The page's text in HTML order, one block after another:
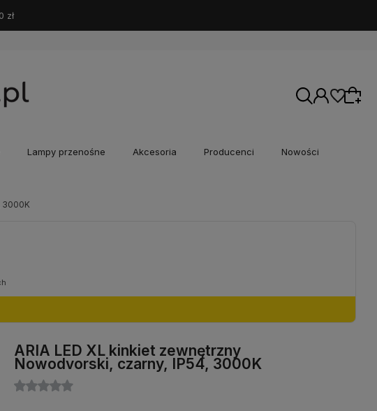
zł
Lampy przenośne Akcesoria Producenci
Nowości
3000K
ARIA LED XL kinkiet zewnętrzny
Nowodvorski, czarny, IP54, 3000K